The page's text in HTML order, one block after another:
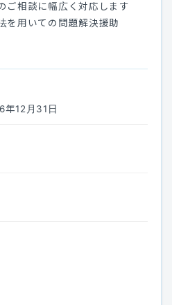
ご相談に幅広く対応します
を用いての問題解決援助
12月31日